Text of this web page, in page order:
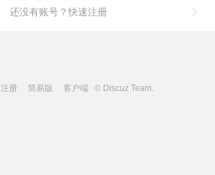
还没有账号？快速注册
注册 简易版 客户端 © Discuz Team.